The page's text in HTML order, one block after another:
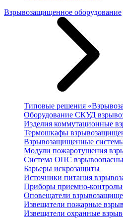
Взрывозащищенное оборудование
Типовые решения
Оборудование СКУД
Изделия коммутационные
Термошкафы
Взрывозащищенные
Модули пожаротушения
Система ОПС
Барьеры искрозащиты
Источники питания
Приборы приемно-
Оповещатели
Извещатели пожарные
Извещатели охранные